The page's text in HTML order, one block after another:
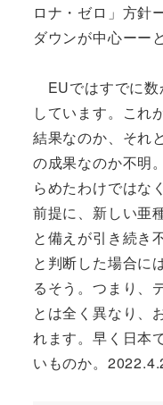
ロナ・ゼロ」方針
ダウンが中心ーー
EUではすでに数
しています。これ
結果なのか、それ
の成果なのか不明
らめたわけではな
前提に、新しい亜
と備えが引き続き
と判断した場合に
るそう。つまり、
とは全く異なり、
れます。早く日本
いものか。